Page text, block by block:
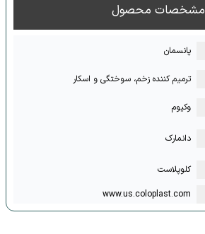
مشخصات محصول
پانسمان
ترمیم کننده زخم، سوختگی و اسکار
وکیوم
دانمارک
کلوپلاست
www.us.coloplast.com